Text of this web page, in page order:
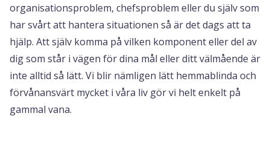
organisationsproblem, chefsproblem eller du själv som
har svårt att hantera situationen så är det dags att ta
hjälp. Att själv komma på vilken komponent eller del av
dig som står i vägen för dina mål eller ditt välmående är
inte alltid så lätt. Vi blir nämligen lätt hemmablinda och
förvånansvärt mycket i våra liv gör vi helt enkelt på
gammal vana.